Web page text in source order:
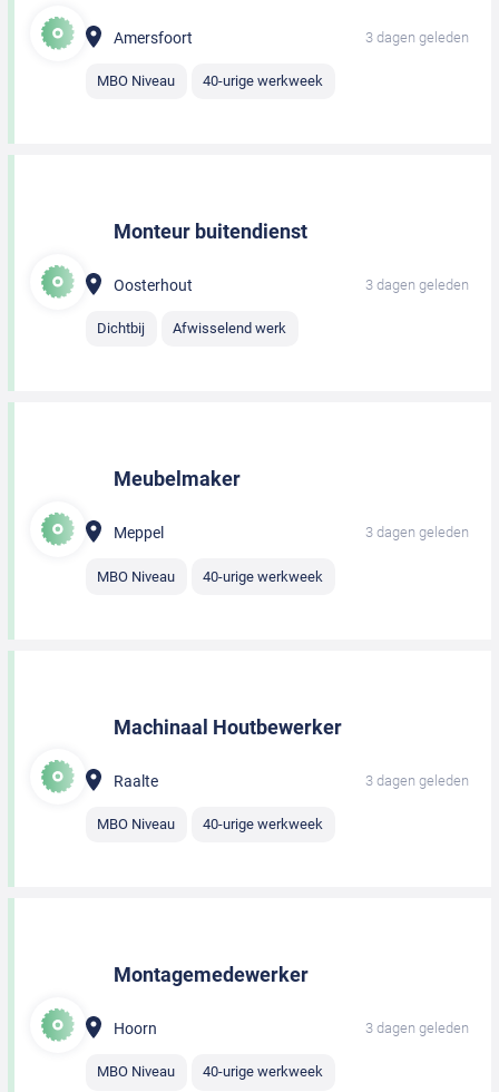
Amersfoort 3 dagen geleden
MBO Niveau 40-urige werkweek
Monteur buitendienst
Oosterhout 3 dagen geleden
Dichtbij Afwisselend werk
Meubelmaker
Meppel 3 dagen geleden
MBO Niveau 40-urige werkweek
Machinaal Houtbewerker
Raalte 3 dagen geleden
MBO Niveau 40-urige werkweek
Montagemedewerker
Hoorn 3 dagen geleden
MBO Niveau 40-urige werkweek